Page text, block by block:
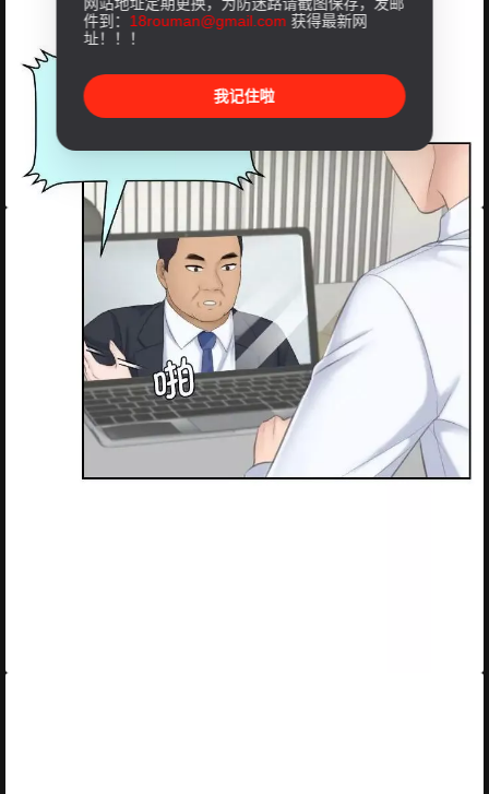
件到： 18rouman@gmail.com 获得最新网
址！！！
我记住啦